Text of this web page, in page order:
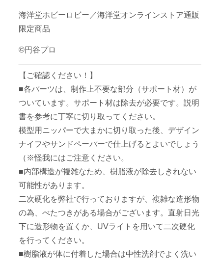
海洋堂ホビーロビー／海洋堂オンラインストア通販
限定商品
©円谷プロ
【ご確認ください！】
■各パーツは、制作上不要な部分（サポート材）が
ついています。サポート材は除去が必要です。説明
書を参考に丁寧に切り取ってください。
模型用ニッパーで大まかに切り取った後、デザイン
ナイフやサンドペーパーで仕上げるとよいでしょう
（※怪我にはご注意ください。
■内部構造が複雑なため、樹脂液が除去しきれない
可能性があります。
二次硬化を弊社で行っておりますが、複雑な造形物
の為、べたつきがある場合がございます。直射日光
下に造形物を置くか、UVライトを用いて二次硬化
を行ってください。
■樹脂液が体に付着した場合は中性洗剤でよく洗い